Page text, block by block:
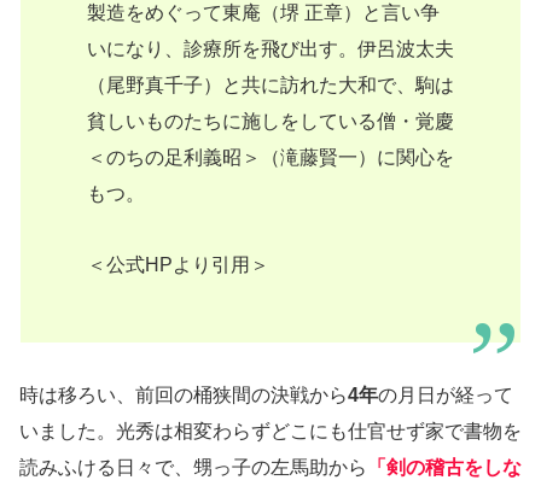
製造をめぐって東庵（堺 正章）と言い争
いになり、診療所を飛び出す。伊呂波太夫
（尾野真千子）と共に訪れた大和で、駒は
貧しいものたちに施しをしている僧・覚慶
＜のちの足利義昭＞（滝藤賢一）に関心を
もつ。
＜公式HPより引用＞
時は移ろい、前回の桶狭間の決戦から4年の月日が経って
いました。光秀は相変わらずどこにも仕官せず家で書物を
読みふける日々で、甥っ子の左馬助から
「剣の稽古をしな